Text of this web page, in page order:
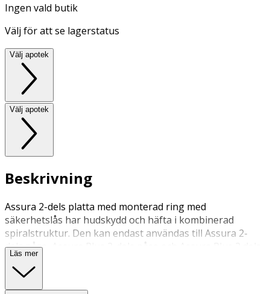
Ingen vald butik
Välj för att se lagerstatus
Välj apotek
Välj apotek
Beskrivning
Assura 2-dels platta med monterad ring med
säkerhetslås har hudskydd och häfta i kombinerad
spiralstruktur. Den kan endast användas till Assura 2-
dels påse, Assura Plus 2-dels påse och Assura Plus 2 dels
påse med Hide–away utlopp. Denna platta är utan
bältesöron och är avsedd för personer som inte
använder bälte.
Läs mer